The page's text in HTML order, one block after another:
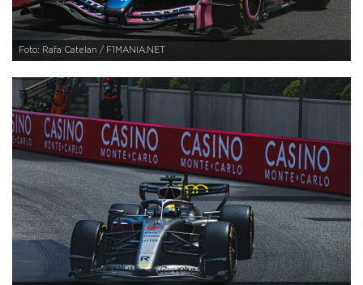
Foto: Rafa Catelan / F1MANIA.NET